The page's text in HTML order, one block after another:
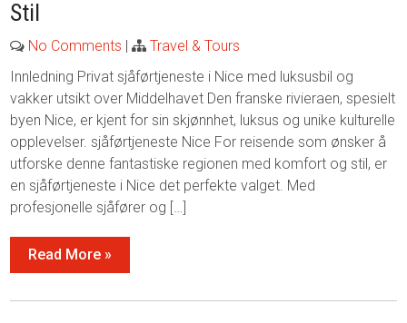
Stil
No Comments |
Travel & Tours
Innledning Privat sjåførtjeneste i Nice med luksusbil og
vakker utsikt over Middelhavet Den franske rivieraen, spesielt
byen Nice, er kjent for sin skjønnhet, luksus og unike kulturelle
opplevelser. sjåførtjeneste Nice For reisende som ønsker å
utforske denne fantastiske regionen med komfort og stil, er
en sjåførtjeneste i Nice det perfekte valget. Med
profesjonelle sjåfører og […]
Read More »